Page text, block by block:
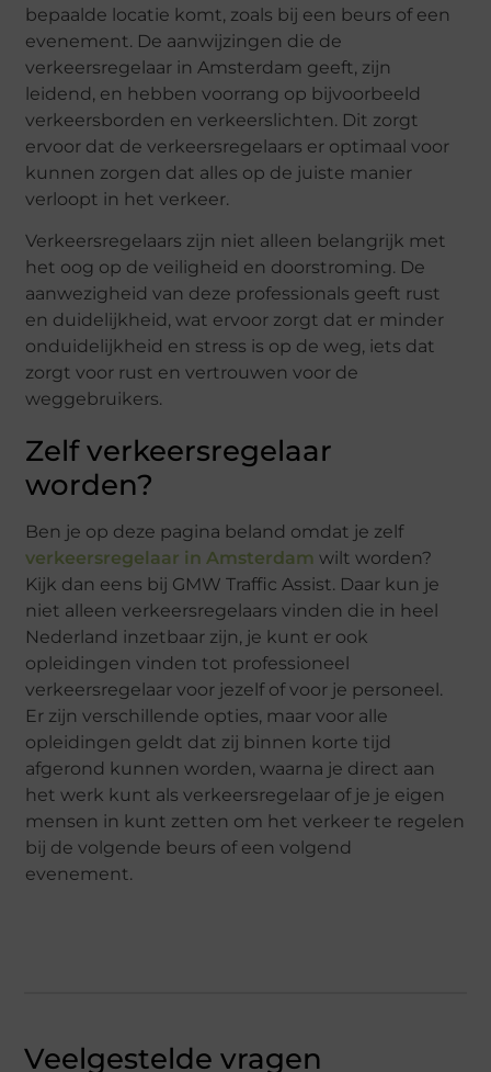
bepaalde locatie komt, zoals bij een beurs of een
evenement. De aanwijzingen die de
verkeersregelaar in Amsterdam geeft, zijn
leidend, en hebben voorrang op bijvoorbeeld
verkeersborden en verkeerslichten. Dit zorgt
ervoor dat de verkeersregelaars er optimaal voor
kunnen zorgen dat alles op de juiste manier
verloopt in het verkeer.
Verkeersregelaars zijn niet alleen belangrijk met
het oog op de veiligheid en doorstroming. De
aanwezigheid van deze professionals geeft rust
en duidelijkheid, wat ervoor zorgt dat er minder
onduidelijkheid en stress is op de weg, iets dat
zorgt voor rust en vertrouwen voor de
weggebruikers.
Zelf verkeersregelaar
worden?
Ben je op deze pagina beland omdat je zelf
verkeersregelaar in Amsterdam wilt worden?
Kijk dan eens bij GMW Traffic Assist. Daar kun je
niet alleen verkeersregelaars vinden die in heel
Nederland inzetbaar zijn, je kunt er ook
opleidingen vinden tot professioneel
verkeersregelaar voor jezelf of voor je personeel.
Er zijn verschillende opties, maar voor alle
opleidingen geldt dat zij binnen korte tijd
afgerond kunnen worden, waarna je direct aan
het werk kunt als verkeersregelaar of je je eigen
mensen in kunt zetten om het verkeer te regelen
bij de volgende beurs of een volgend
evenement.
Veelgestelde vragen